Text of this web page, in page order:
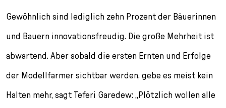
Gewöhnlich sind lediglich zehn Prozent der Bäuerinnen
und Bauern innovationsfreudig. Die große Mehrheit ist
abwartend. Aber sobald die ersten Ernten und Erfolge
der Modellfarmer sichtbar werden, gebe es meist kein
Halten mehr, sagt Teferi Garedew: „Plötzlich wollen alle